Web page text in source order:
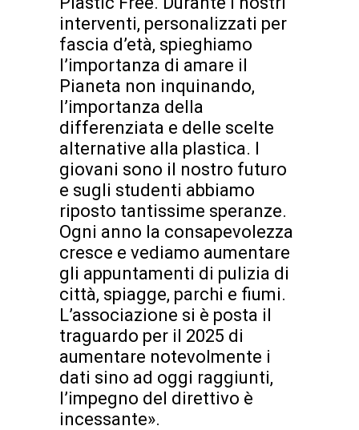
interventi, personalizzati per
fascia d’età, spieghiamo
l’importanza di amare il
Pianeta non inquinando,
l’importanza della
differenziata e delle scelte
alternative alla plastica. I
giovani sono il nostro futuro
e sugli studenti abbiamo
riposto tantissime speranze.
Ogni anno la consapevolezza
cresce e vediamo aumentare
gli appuntamenti di pulizia di
città, spiagge, parchi e fiumi.
L’associazione si è posta il
traguardo per il 2025 di
aumentare notevolmente i
dati sino ad oggi raggiunti,
l’impegno del direttivo è
incessante».